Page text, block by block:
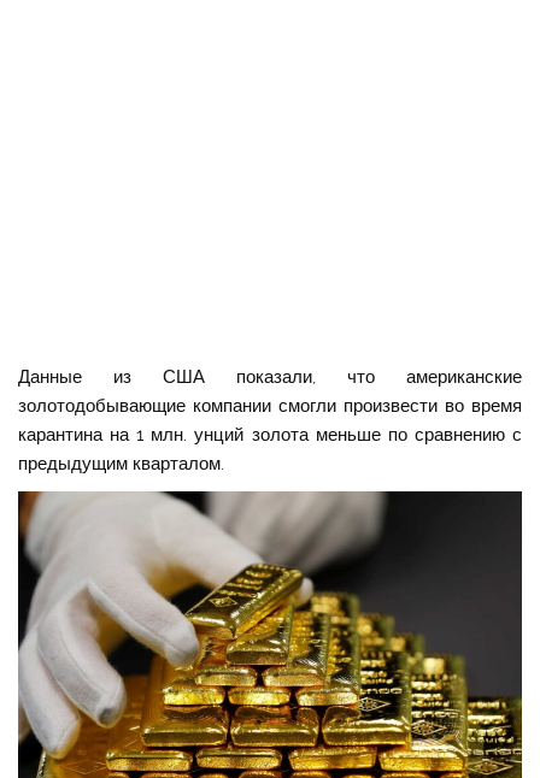
Данные из США показали, что американские
золотодобывающие компании смогли произвести во время
карантина на 1 млн. унций золота меньше по сравнению с
предыдущим кварталом.